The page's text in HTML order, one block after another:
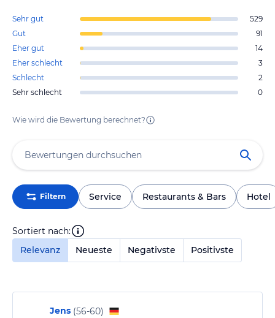
Sehr gut
529
Gut
91
Eher gut
14
Eher schlecht
3
Schlecht
2
Sehr schlecht
0
Wie wird die Bewertung berechnet?
Filtern Service Restaurants & Bars Hotel
Sortiert nach:
Relevanz
Neueste Negativste Positivste
Jens (56-60)